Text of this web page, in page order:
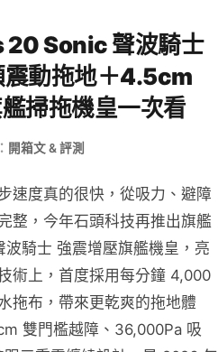
20 Sonic 聲波騎士
震動拖地＋4.5cm
掃拖機皇一次看
開箱文 & 評測
速度真的很快，從吸力、避障
整，今年石頭科技再推出旗艦
騎士 強震增壓旗艦機皇，亮
術上，首度採用每分鐘 4,000
拖布，帶來更乾爽的拖地體
雙門檻越障、36,000Pa 吸